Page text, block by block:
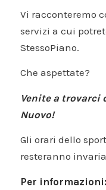
Vi racconteremo
servizi a cui
StessoPiano.
Che aspettate?
Venite a trovarci
Nuovo!
Gli orari dello
resteranno
Per informazioni: